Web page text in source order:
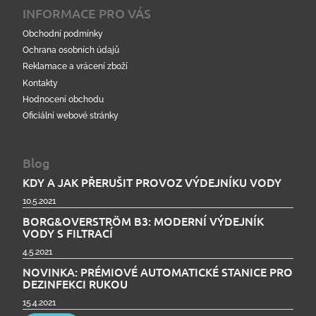
INFORMACE PRO VÁS
Obchodní podmínky
Ochrana osobních údajů
Reklamace a vrácení zboží
Kontakty
Hodnocení obchodu
Oficiální webové stránky
Blog
KDY A JAK PŘERUŠIT PROVOZ VÝDEJNÍKU VODY
10.5.2021
BORG&OVERSTRÖM B3: MODERNÍ VÝDEJNÍK
VODY S FILTRACÍ
4.5.2021
NOVINKA: PRÉMIOVÉ AUTOMATICKÉ STANICE PRO
DEZINFEKCI RUKOU
15.4.2021